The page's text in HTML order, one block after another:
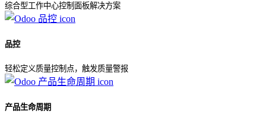
综合型工作中心控制面板解决方案
品控
轻松定义质量控制点，触发质量警报
产品生命周期